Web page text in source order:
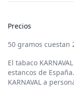
Precios
50 gramos cuestan
El tabaco KARNAVAL
estancos de
KARNAVAL a